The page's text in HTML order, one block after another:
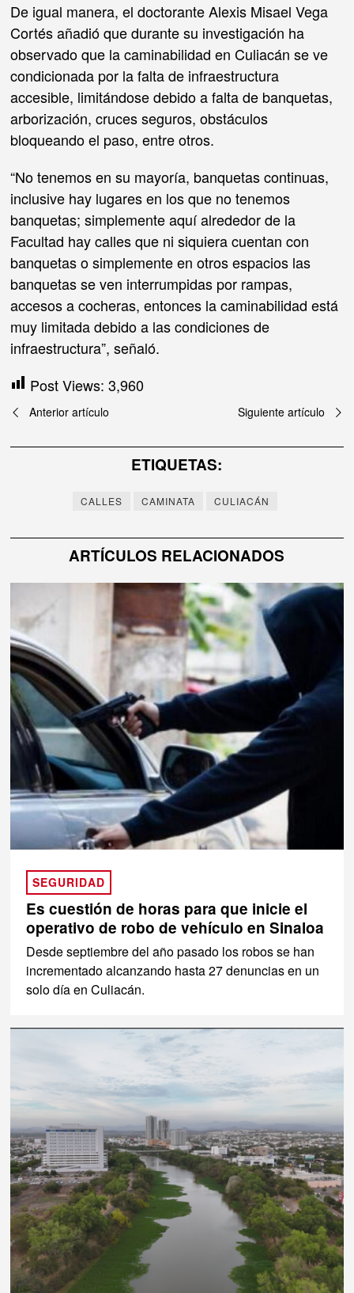
De igual manera, el doctorante Alexis Misael Vega
Cortés añadió que durante su investigación ha
observado que la caminabilidad en Culiacán se ve
condicionada por la falta de infraestructura
accesible, limitándose debido a falta de banquetas,
arborización, cruces seguros, obstáculos
bloqueando el paso, entre otros.
“No tenemos en su mayoría, banquetas continuas,
inclusive hay lugares en los que no tenemos
banquetas; simplemente aquí alrededor de la
Facultad hay calles que ni siquiera cuentan con
banquetas o simplemente en otros espacios las
banquetas se ven interrumpidas por rampas,
accesos a cocheras, entonces la caminabilidad está
muy limitada debido a las condiciones de
infraestructura”, señaló.
Post Views: 3,960
Navegación
de
Anterior artículo Siguiente artículo
ETIQUETAS:
CALLES CAMINATA CULIACÁN
ARTÍCULOS RELACIONADOS
SEGURIDAD
Es cuestión de horas para que inicie el
operativo de robo de vehículo en Sinaloa
Desde septiembre del año pasado los robos se han
incrementado alcanzando hasta 27 denuncias en un
solo día en Culiacán.